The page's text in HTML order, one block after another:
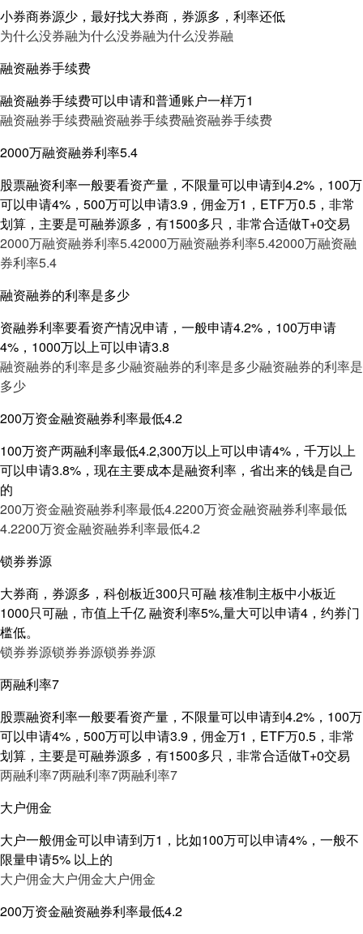
小券商券源少，最好找大券商，券源多，利率还低
为什么没券融为什么没券融为什么没券融
融资融券手续费
融资融券手续费可以申请和普通账户一样万1
融资融券手续费融资融券手续费融资融券手续费
2000万融资融券利率5.4
股票融资利率一般要看资产量，不限量可以申请到4.2%，100万
可以申请4%，500万可以申请3.9，佣金万1，ETF万0.5，非常
划算，主要是可融券源多，有1500多只，非常合适做T+0交易
2000万融资融券利率5.42000万融资融券利率5.42000万融资融
券利率5.4
融资融券的利率是多少
资融券利率要看资产情况申请，一般申请4.2%，100万申请
4%，1000万以上可以申请3.8
融资融券的利率是多少融资融券的利率是多少融资融券的利率是
多少
200万资金融资融券利率最低4.2
100万资产两融利率最低4.2,300万以上可以申请4%，千万以上
可以申请3.8%，现在主要成本是融资利率，省出来的钱是自己
的
200万资金融资融券利率最低4.2200万资金融资融券利率最低
4.2200万资金融资融券利率最低4.2
锁券券源
大券商，券源多，科创板近300只可融 核准制主板中小板近
1000只可融，市值上千亿 融资利率5%,量大可以申请4，约券门
槛低。
锁券券源锁券券源锁券券源
两融利率7
股票融资利率一般要看资产量，不限量可以申请到4.2%，100万
可以申请4%，500万可以申请3.9，佣金万1，ETF万0.5，非常
划算，主要是可融券源多，有1500多只，非常合适做T+0交易
两融利率7两融利率7两融利率7
大户佣金
大户一般佣金可以申请到万1，比如100万可以申请4%，一般不
限量申请5% 以上的
大户佣金大户佣金大户佣金
200万资金融资融券利率最低4.2